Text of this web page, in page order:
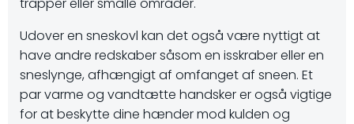
Udover en sneskovl kan det også være nyttigt at
have andre redskaber såsom en isskraber eller en
sneslynge, afhængigt af omfanget af sneen. Et
par varme og vandtætte handsker er også vigtige
for at beskytte dine hænder mod kulden og